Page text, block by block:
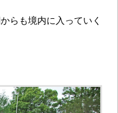
らも境内に入っていく